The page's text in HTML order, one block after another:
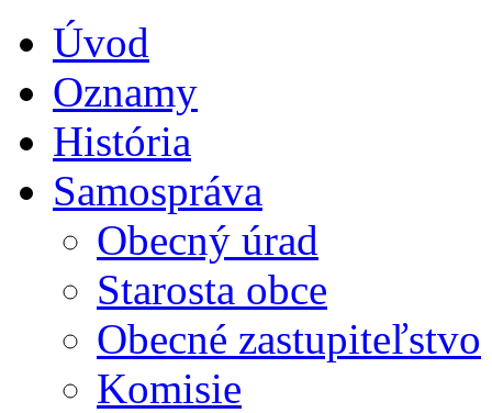
Úvod
Oznamy
História
Samospráva
Obecný úrad
Starosta obce
Obecné zastupiteľstvo
Komisie